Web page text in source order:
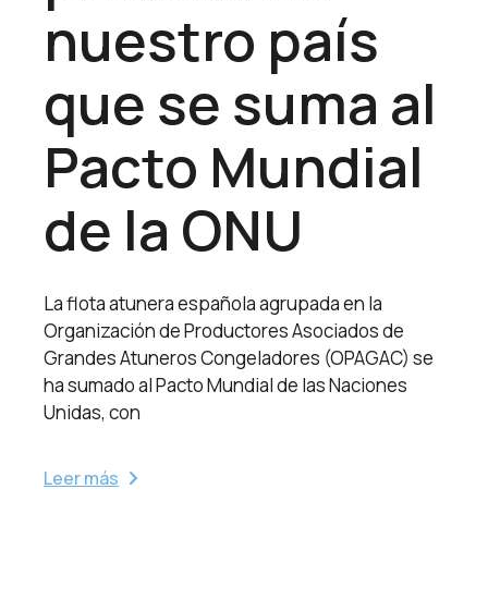
nuestro país
que se suma al
Pacto Mundial
de la ONU
La flota atunera española agrupada en la
Organización de Productores Asociados de
Grandes Atuneros Congeladores (OPAGAC) se
ha sumado al Pacto Mundial de las Naciones
Unidas, con
Leer más